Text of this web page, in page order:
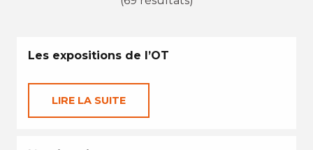
Les expositions de l’OT
LIRE LA SUITE